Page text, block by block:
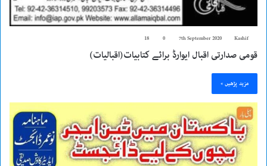
Kashif
7th September 2020
0
18
قومی صدارتی اقبال ایوارڈ برائے کتابیات(اقبالیات)
مزید پڑھیں »